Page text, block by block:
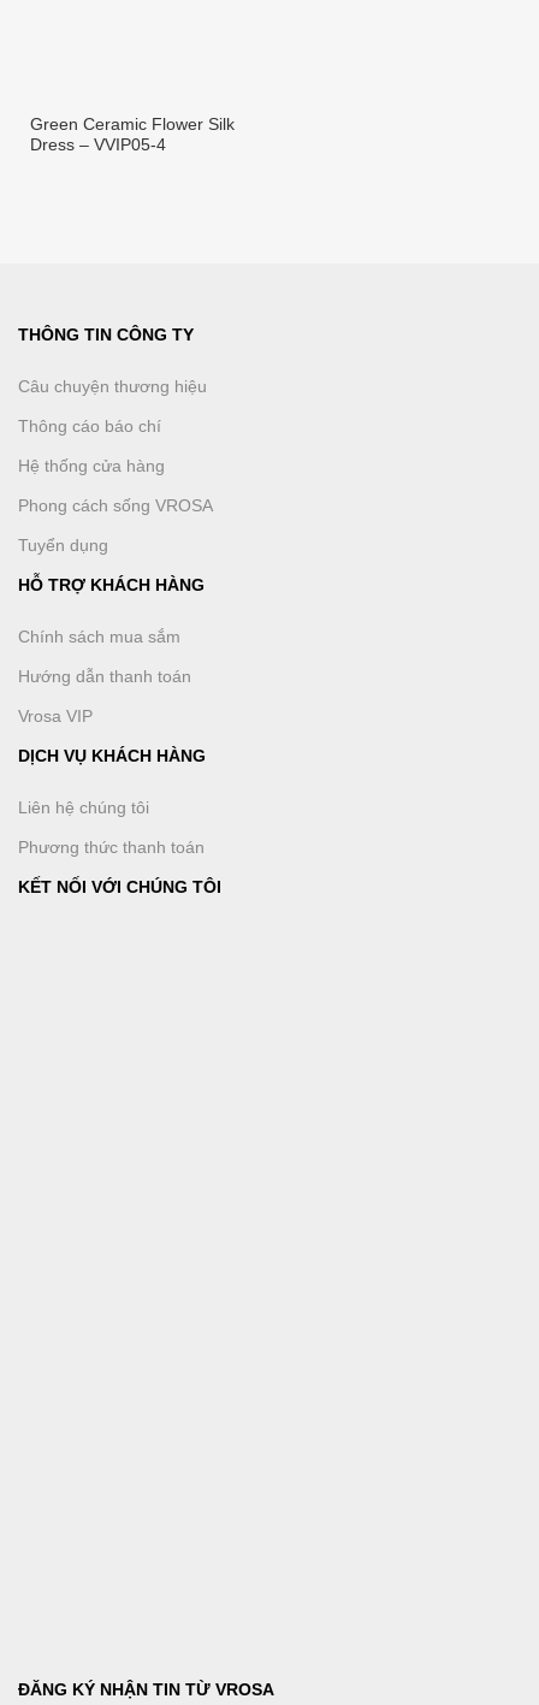
Green Ceramic Flower Silk
Dress – VVIP05-4
THÔNG TIN CÔNG TY
Câu chuyện thương hiệu
Thông cáo báo chí
Hệ thống cửa hàng
Phong cách sống VROSA
Tuyển dụng
HỖ TRỢ KHÁCH HÀNG
Chính sách mua sắm
Hướng dẫn thanh toán
Vrosa VIP
DỊCH VỤ KHÁCH HÀNG
Liên hệ chúng tôi
Phương thức thanh toán
KẾT NỐI VỚI CHÚNG TÔI
ĐĂNG KÝ NHẬN TIN TỪ VROSA